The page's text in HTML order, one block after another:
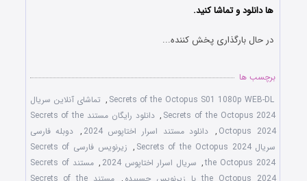
ها دانلود و تماشا کنید.
در حال بارگذاری پخش کننده...
برچسب ها
Secrets of the Octopus S01 1080p WEB-DL
, تماشای آنلاین سریال
Secrets of the Octopus 2024
,
دانلود رایگان مستند Secrets of the
Octopus 2024
, دانلود مستند اسرار اختاپوس 2024 , دوبله فارسی
سریال Secrets of the Octopus 2024
,
زیرنویس فارسی Secrets of
the Octopus 2024
, سریال اسرار اختاپوس 2024 ,
مستند Secrets of